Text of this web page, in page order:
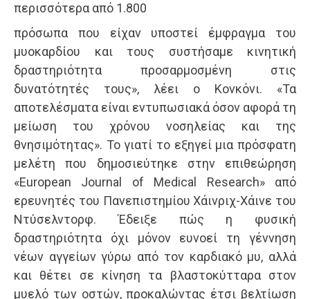
περισσότερα από 1.800
πρόσωπα που είχαν υποστεί έμφραγμα του
μυοκαρδίου και τους συστήσαμε κινητική
δραστηριότητα προσαρμοσμένη στις
δυνατότητές τους», λέει ο Κονκόνι. «Τα
αποτελέσματα είναι εντυπωσιακά όσον αφορά τη
μείωση του χρόνου νοσηλείας και της
θνησιμότητας». Το γιατί το εξηγεί μια πρόσφατη
μελέτη που δημοσιεύτηκε στην επιθεώρηση
«Εuropean Journal of Μedical Research» από
ερευνητές του Πανεπιστημίου Χάινριχ-Χάινε του
Ντύσελντορφ. Έδειξε πώς η φυσική
δραστηριότητα όχι μόνον ευνοεί τη γέννηση
νέων αγγείων γύρω από τον καρδιακό μυ, αλλά
και θέτει σε κίνηση τα βλαστοκύτταρα στον
μυελό των οστών, προκαλώντας έτσι βελτίωση